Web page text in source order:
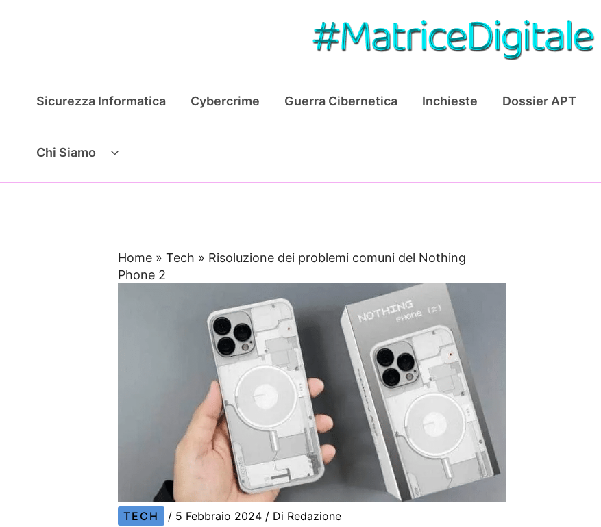
Sicurezza Informatica Cybercrime Guerra Cibernetica Inchieste Dossier APT
Chi Siamo
Home »Tech » Risoluzione dei problemi comuni del Nothing
Phone 2
TECH / 5 Febbraio 2024 / Di Redazione